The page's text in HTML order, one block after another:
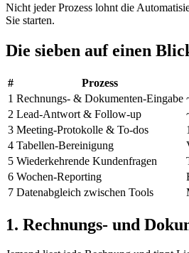
Nicht jeder Prozess lohnt die
Sie starten.
Die sieben auf einen
# Prozess
1 Rechnungs- & Dokumenten-Eingabe
2 Lead-Antwort & Follow-up
3 Meeting-Protokolle & To-dos
4 Tabellen-Bereinigung
5 Wiederkehrende Kundenfragen
6 Wochen-Reporting
7 Datenabgleich zwischen Tools
1. Rechnungs- und